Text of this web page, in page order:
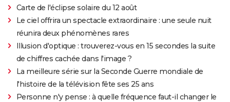
Carte de l'éclipse solaire du 12 août
Le ciel offrira un spectacle extraordinaire : une seule nuit
réunira deux phénomènes rares
Illusion d'optique : trouverez-vous en 15 secondes la suite
de chiffres cachée dans l'image ?
La meilleure série sur la Seconde Guerre mondiale de
l'histoire de la télévision fête ses 25 ans
Personne n'y pense : à quelle fréquence faut-il changer le